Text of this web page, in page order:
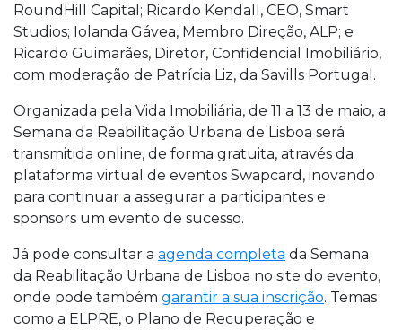
RoundHill Capital; Ricardo Kendall, CEO, Smart
Studios; Iolanda Gávea, Membro Direção, ALP; e
Ricardo Guimarães, Diretor, Confidencial Imobiliário,
com moderação de Patrícia Liz, da Savills Portugal.
Organizada pela Vida Imobiliária, de 11 a 13 de maio, a
Semana da Reabilitação Urbana de Lisboa será
transmitida online, de forma gratuita, através da
plataforma virtual de eventos Swapcard, inovando
para continuar a assegurar a participantes e
sponsors um evento de sucesso.
Já pode consultar a agenda completa da Semana
da Reabilitação Urbana de Lisboa no site do evento,
onde pode também garantir a sua inscrição. Temas
como a ELPRE, o Plano de Recuperação e